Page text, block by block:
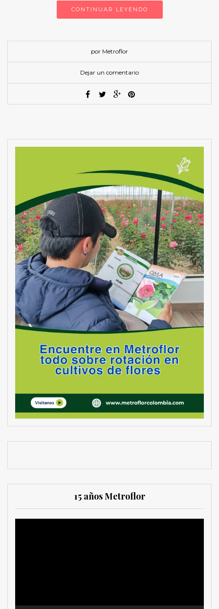
CONTINUAR LEYENDO
por Metroflor
Dejar un comentario
15 años Metroflor